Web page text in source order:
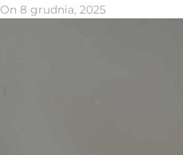
On 8 grudnia, 2025